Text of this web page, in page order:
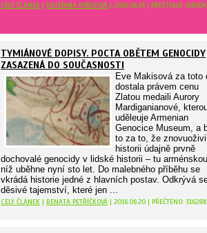
CELÝ ČLÁNEK | KATEŘINA POŘÍZOVÁ | 2016.06.23 | PŘEČTENO: 31830X
TYMIÁNOVÉ DOPISY. POCTA OBĚTEM GENOCIDY
ZASAZENÁ DO SOUČASNOSTI
Eve Makisová za toto
dostala právem cenu
Zlatou medaili Aurory
Mardiganianové,
uděleuje Armenian
Genocice Museum, a
to za to, že
historii údajně prvně
dochovalé genocidy v lidské historii – tu
níž uběhne nyní sto let. Do malebného příběhu se
vkrádá historie jedné z hlavních postav. Odkrývá
děsivé tajemství, které jen ...
CELÝ ČLÁNEK | RENATA PETŘÍČKOVÁ | 2016.06.20 | PŘEČTENO: 31628X